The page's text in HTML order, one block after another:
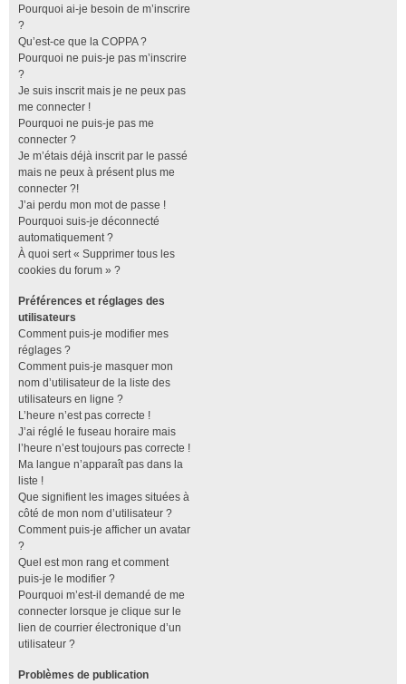
Pourquoi ai-je besoin de m’inscrire
?
Qu’est-ce que la COPPA ?
Pourquoi ne puis-je pas m’inscrire
?
Je suis inscrit mais je ne peux pas
me connecter !
Pourquoi ne puis-je pas me
connecter ?
Je m’étais déjà inscrit par le passé
mais ne peux à présent plus me
connecter ?!
J’ai perdu mon mot de passe !
Pourquoi suis-je déconnecté
automatiquement ?
À quoi sert « Supprimer tous les
cookies du forum » ?
Préférences et réglages des
utilisateurs
Comment puis-je modifier mes
réglages ?
Comment puis-je masquer mon
nom d’utilisateur de la liste des
utilisateurs en ligne ?
L’heure n’est pas correcte !
J’ai réglé le fuseau horaire mais
l’heure n’est toujours pas correcte !
Ma langue n’apparaît pas dans la
liste !
Que signifient les images situées à
côté de mon nom d’utilisateur ?
Comment puis-je afficher un avatar
?
Quel est mon rang et comment
puis-je le modifier ?
Pourquoi m’est-il demandé de me
connecter lorsque je clique sur le
lien de courrier électronique d’un
utilisateur ?
Problèmes de publication